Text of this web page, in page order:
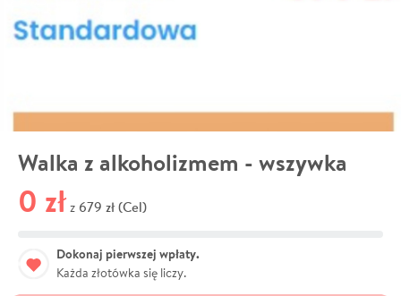
Walka z alkoholizmem - wszywka
0 zł z 679 zł (Cel)
Dokonaj pierwszej wpłaty.
Każda złotówka się liczy.